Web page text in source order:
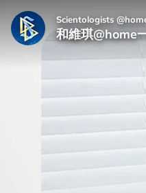
Scientologists
和維琪@home